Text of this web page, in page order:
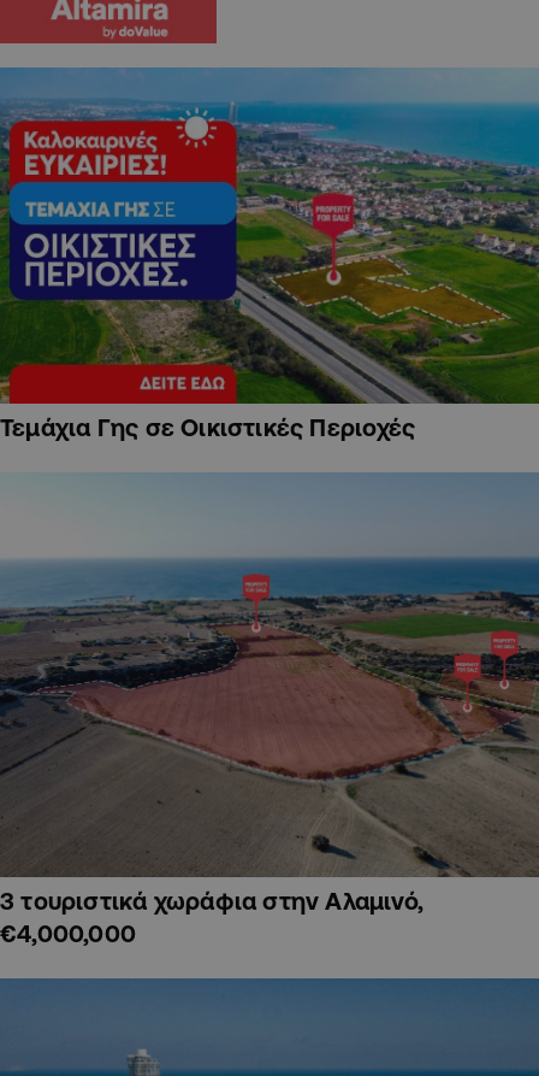
Τεμάχια Γης σε Οικιστικές Περιοχές
3 τουριστικά χωράφια στην Αλαμινό,
€4,000,000